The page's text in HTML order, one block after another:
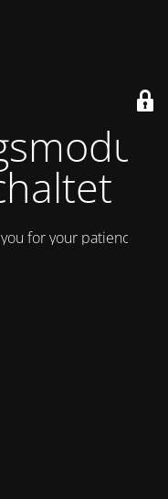
for your patience!